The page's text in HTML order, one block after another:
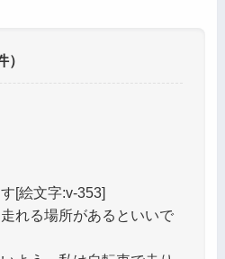
）
[絵文字:v-353]
れる場所があるといいで